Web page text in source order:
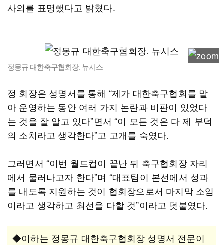
사의를 표명했다고 밝혔다.
정몽규 대한축구협회장. 뉴시스
정 회장은 성명서를 통해 “제가 대한축구협회를 맡
아 운영하는 동안 여러 가지 논란과 비판이 있었다
는 것을 잘 알고 있다”면서 “이 모든 것은 다 제 부덕
의 소치라고 생각한다”고 고개를 숙였다.
그러면서 “이번 월드컵이 끝난 뒤 축구협회장 자리
에서 물러나고자 한다”며 “대표팀이 본선에서 성과
를 내도록 지원하는 것이 협회장으로서 마지막 소임
이라고 생각하고 최선을 다할 것”이라고 덧붙였다.
◆이하는 정몽규 대한축구협회장 성명서 전문이